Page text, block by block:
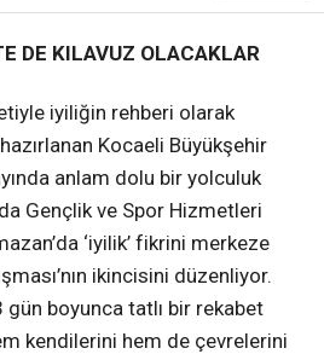
DE KILAVUZ OLACAKLAR
iyiliğin rehberi olarak
Kocaeli Büyükşehir
anlam dolu bir yolculuk
Gençlik ve Spor Hizmetleri
‘iyilik’ fikrini merkeze
ikincisini düzenliyor.
gün boyunca tatlı bir rekabet
kendilerini hem de çevrelerini